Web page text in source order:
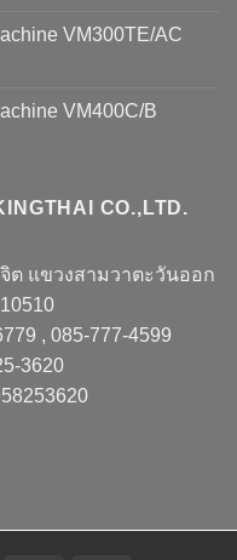
VM300TE/AC
VM400C/B
CO.,LTD.
ต แขวงสามวาตะวันออก
, 085-777-4599
3620